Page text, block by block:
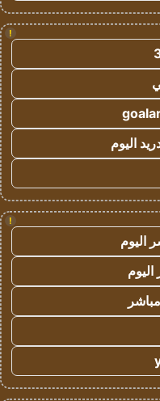
!
اليوم
!
اليوم